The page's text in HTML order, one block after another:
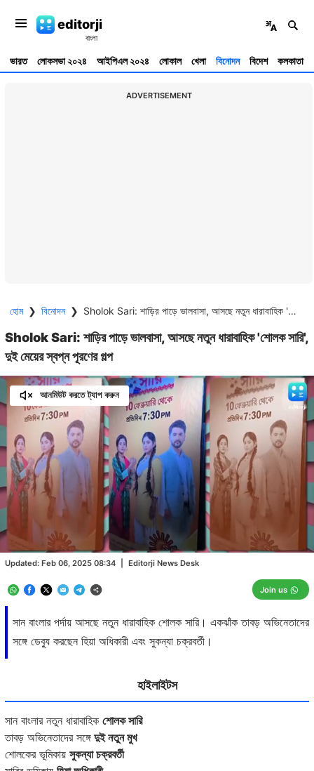
editorji
ভারত লোকসভা ২০২৪ আইপিএল ২০২৪ লোকাল খেলা বিনোদন বিদেশ কলকাতা
ADVERTISEMENT
হোম ❯ বিনোদন ❯ Sholok Sari: শাড়ির পাড়ে ভালবাসা, আসছে নতুন ধারাবাহিক 'শোলক সারি', দুই মেয়ের স্বপ্ন পূরণের গল্প
Sholok Sari: শাড়ির পাড়ে ভালবাসা, আসছে নতুন ধারাবাহিক 'শোলক সারি',
দুই মেয়ের স্বপ্ন পূরণের গল্প
সান বাংলার পর্দায় আসছে নতুন ধারাবাহিক শোলক সারি। একঝাঁক তাবড় অভিনেতাদের
সঙ্গে ডেব্যু করছেন হিয়া অধিকারী এবং সুকন্যা চক্রবর্তী।
Updated: Feb 06, 2025 08:34 Editorji News Desk
Join us
আনমিউট করতে ট্যাপ করুন
Unmute
Loaded:
52.91%
হাইলাইটস
সান বাংলার নতুন ধারাবাহিক শোলক সারি
তাবড় অভিনেতাদের সঙ্গে দুই নতুন মুখ
শোলকের ভূমিকায় সুকন্যা চক্রবর্তী